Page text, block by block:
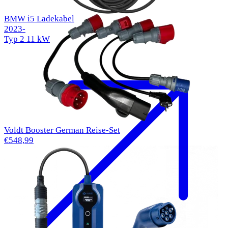
BMW i5 Ladekabel
2023-
Typ 2 11 kW
Voldt Booster German Reise-Set
€548,99